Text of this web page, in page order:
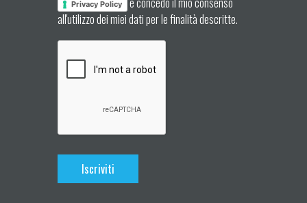
Privacy Policy
all'utilizzo dei miei dati per le finalità descritte.